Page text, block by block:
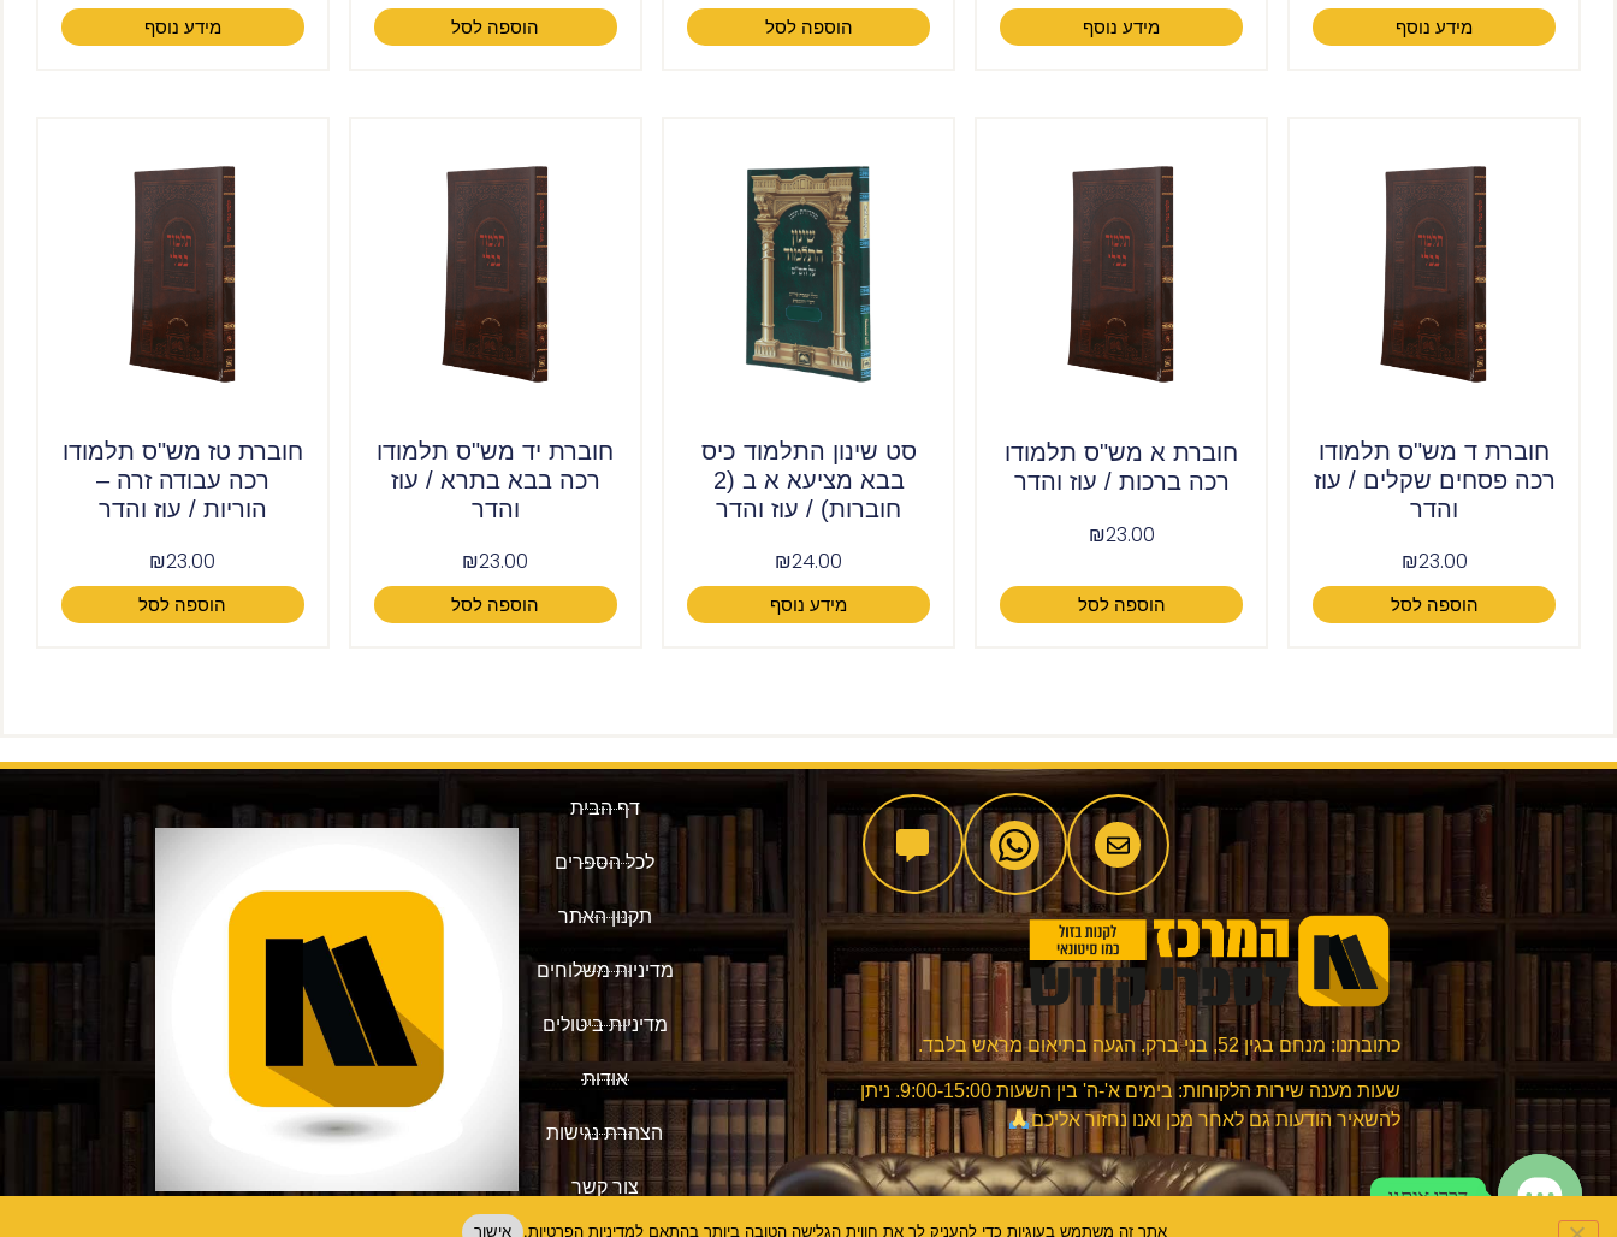
מידע נוסף מידע נוסף הוספה לסל הוספה לסל מידע נוסף
חוברת ד מש"ס תלמודו
רכה פסחים שקלים / עוז
והדר
₪23.00
הוספה לסל
חוברת א מש"ס תלמודו
רכה ברכות / עוז והדר
₪23.00
הוספה לסל
סט שינון התלמוד כיס
בבא מציעא א ב (2
חוברות) / עוז והדר
₪24.00
מידע נוסף
חוברת יד מש"ס תלמודו
רכה בבא בתרא / עוז
והדר
₪23.00
הוספה לסל
חוברת טז מש"ס תלמודו
רכה עבודה זרה –
הוריות / עוז והדר
₪23.00
הוספה לסל
כתובתנו: מנחם בגין 52, בני ברק. הגעה בתיאום מראש בלבד.
שעות מענה שירות הלקוחות: בימים א'-ה' בין השעות 9:00-15:00. ניתן
להשאיר הודעות גם לאחר מכן ואנו נחזור אליכם
דף הבית
לכל הספרים
תקנון האתר
מדיניות משלוחים
מדיניות ביטולים
אודות
הצהרת נגישות
צור קשר
אתר זה משתמש בעוגיות כדי להעניק לך את חווית הגלישה הטובה ביותר בהתאם למדיניות הפרטיות. אישור
דברו איתנו